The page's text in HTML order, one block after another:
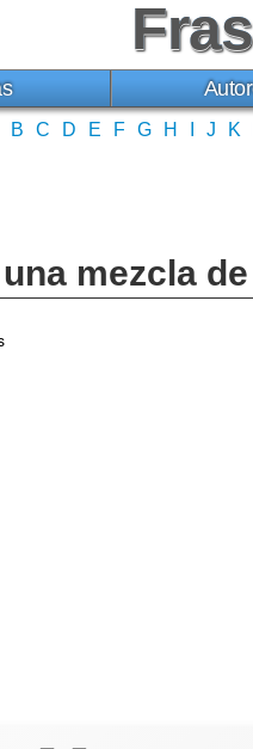
B C D E F G H J K
mezcla